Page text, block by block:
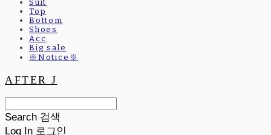
Suit
Top
Bottom
Shoes
Acc
Big sale
※Notice※
AFTER J
Search 검색
Log In 로그인